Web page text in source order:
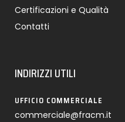
Certificazioni e Qualità
Contatti
INDIRIZZI UTILI
UFFICIO COMMERCIALE
commerciale@fracm.it